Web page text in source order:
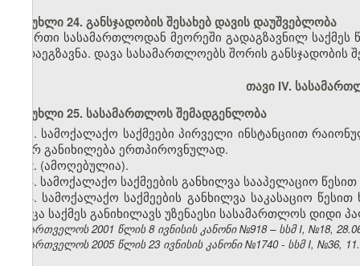
მუხლი 24. განსჯადობის შესახებ დავის დაუშვებლობა
ერთი სასამართლოდან მეორეში გადაგზავნილ
გადაეგზავნა. დავა სასამართლოებს შორის განსჯადობის
თავი IV.
მუხლი 25. სასამართლოს შემადგენლობა
1. სამოქალაქო საქმეები პირველი ინსტანციით
მიერ განიხილება ერთპიროვნულად.
2. (ამოღებულია).
3. სამოქალაქო საქმეების განხილვა სააპელაციო
4. სამოქალაქო საქმეების განხილვა საკასაციო
როცა საქმეს განიხილავს უზენაესი სასამართლოს დიდი
საქართველოს 2001 წლის 8 ივნისის კანონი №918 – სსმ I, №18,
საქართველოს 2005 წლის 23 ივნისის კანონი №1740 - სსმ I, №36,